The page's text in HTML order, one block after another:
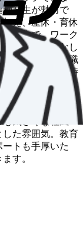
厚生が魅力で
え、産休・育休
躍中で、ワーク
ます。転勤なし
や営業など別職
合わせて勤務時
変化にも柔軟に対
と、安定した
築ける環境が整
気さくな社風
た雰囲気。教育
トも手厚いた
す。